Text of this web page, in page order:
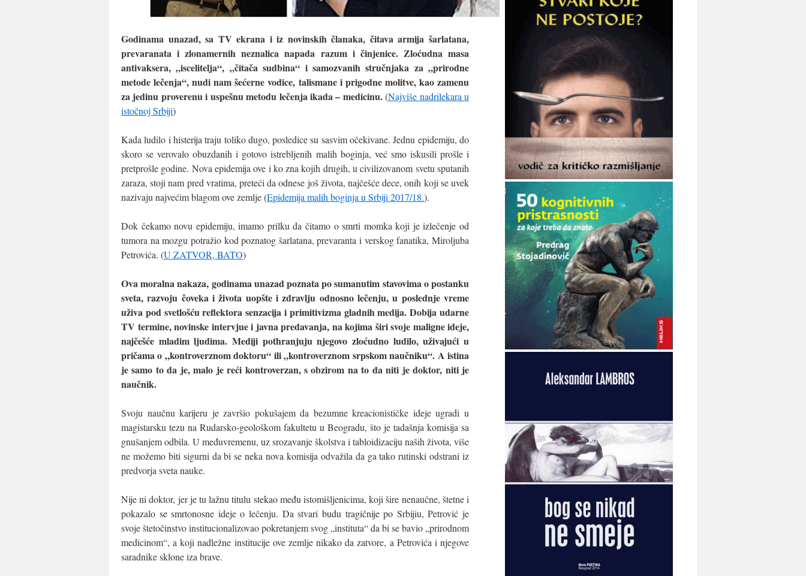
Godinama unazad, sa TV ekrana i iz novinskih članaka, čitava armija šarlatana,
prevaranata i zlonamernih neznalica napada razum i činjenice. Zloćudna masa
antivaksera, „iscelitelja“, „čitača sudbina“ i samozvanih stručnjaka za „prirodne
metode lečenja“, nudi nam šećerne vodice, talismane i prigodne molitve, kao zamenu
za jedinu proverenu i uspešnu metodu lečenja ikada – medicinu.(Najviše nadrilekara u
istočnoj Srbiji)
Kada ludilo i histerija traju toliko dugo, posledice su sasvim očekivane. Jednu epidemiju, do
skoro se verovalo obuzdanih i gotovo istrebljenih malih boginja, već smo iskusili prošle i
pretprošle godine. Nova epidemija ove i ko zna kojih drugih, u civilizovanom svetu sputanih
zaraza, stoji nam pred vratima, preteći da odnese još života, najčešće dece, onih koji se uvek
nazivaju najvećim blagom ove zemlje (Epidemija malih boginja u Srbiji 2017/18.).
Dok čekamo novu epidemiju, imamo prilku da čitamo o smrti momka koji je izlečenje od
tumora na mozgu potražio kod poznatog šarlatana, prevaranta i verskog fanatika, Miroljuba
Petrovića. (U ZATVOR, BATO)
Ova moralna nakaza, godinama unazad poznata po sumanutim stavovima o postanku
sveta, razvoju čoveka i života uopšte i zdravlju odnosno lečenju, u poslednje vreme
uživa pod svetlošću reflektora senzacija i primitivizma gladnih medija. Dobija udarne
TV termine, novinske intervjue i javna predavanja, na kojima širi svoje maligne ideje,
najčešće mladim ljudima. Mediji pothranjuju njegovo zloćudno ludilo, uživajući u
pričama o „kontroverznom doktoru“ ili „kontroverznom srpskom naučniku“. A istina
je samo to da je, malo je reći kontroverzan, s obzirom na to da niti je doktor, niti je
naučnik.
Svoju naučnu karijeru je završio pokušajem da bezumne kreacionističke ideje ugradi u
magistarsku tezu na Rudarsko-geološkom fakultetu u Beogradu, što je tadašnja komisija sa
gnušanjem odbila. U međuvremenu, uz srozavanje školstva i tabloidizaciju naših života, više
ne možemo biti sigurni da bi se neka nova komisija odvažila da ga tako rutinski odstrani iz
predvorja sveta nauke.
Nije ni doktor, jer je tu lažnu titulu stekao među istomišljenicima, koji šire nenaučne, štetne i
pokazalo se smrtonosne ideje o lečenju. Da stvari budu tragičnije po Srbijiu, Petrović je
svoje štetočinstvo institucionalizovao pokretanjem svog „instituta“ da bi se bavio „prirodnom
medicinom“, a koji nadležne institucije ove zemlje nikako da zatvore, a Petrovića i njegove
saradnike sklone iza brave.